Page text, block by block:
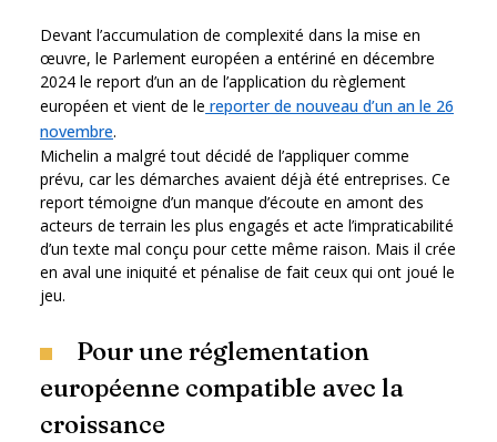
Devant l’accumulation de complexité dans la mise en
œuvre, le Parlement européen a entériné en décembre
2024 le report d’un an de l’application du règlement
européen et vient de le reporter de nouveau d’un an le 26
novembre.
Michelin a malgré tout décidé de l’appliquer comme
prévu, car les démarches avaient déjà été entreprises. Ce
report témoigne d’un manque d’écoute en amont des
acteurs de terrain les plus engagés et acte l’impraticabilité
d’un texte mal conçu pour cette même raison. Mais il crée
en aval une iniquité et pénalise de fait ceux qui ont joué le
jeu.
Pour une réglementation
européenne compatible avec la
croissance